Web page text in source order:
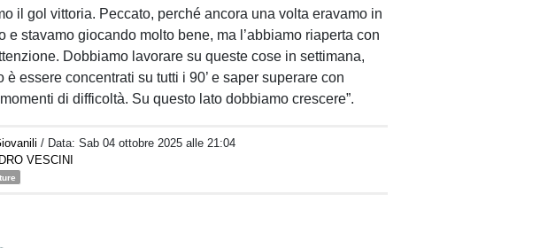
il gol vittoria. Peccato, perché ancora una volta eravamo in
e stavamo giocando molto bene, ma l’abbiamo riaperta con
Dobbiamo lavorare su queste cose in settimana,
è essere concentrati su tutti i 90’ e saper superare con
di difficoltà. Su questo lato dobbiamo crescere”.
/ Data:Sab 04 ottobre 2025 alle 21:04
VESCINI